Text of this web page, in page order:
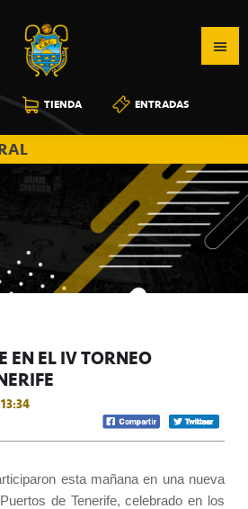
TIENDA ENTRADAS
EN EL IV TORNEO
esta mañana en una nueva
de Tenerife, celebrado en los